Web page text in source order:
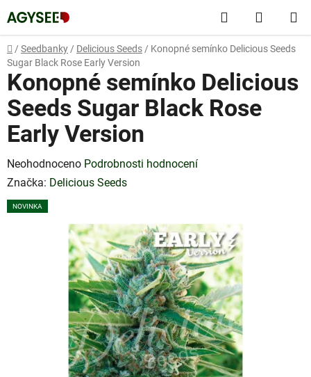
na
obsah
Hledat
KOŠÍK
Domů
/ Seedbanky / Delicious Seeds / Konopné semínko Delicious Seeds
Sugar Black Rose Early Version
Konopné semínko Delicious
Seeds Sugar Black Rose
Early Version
Průměrné
hodnocení
produktu
Neohodnoceno Podrobnosti hodnocení
Značka: Delicious Seeds
NOVINKA